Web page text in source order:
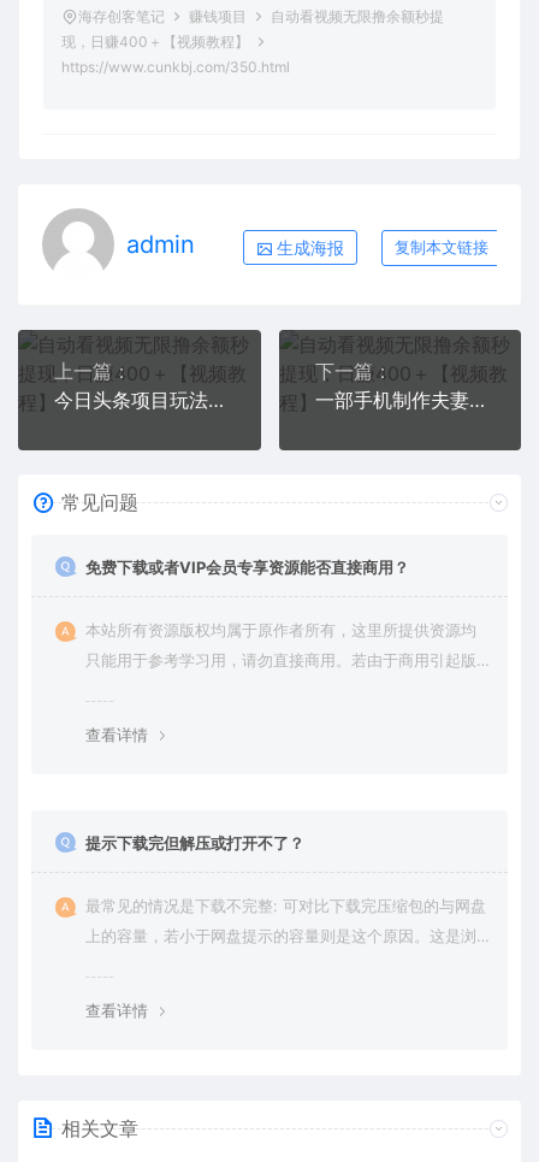
海存创客笔记 赚钱项目
自动看视频无限撸余额秒提
现，日赚400＋【视频教程】
https://www.cunkbj.com/350.html
admin 生成海报 复制本文链接
上一篇：
今日头条项目玩法，头条中视频项目，单号收益在50—500可批量
下一篇：
一部手机制作夫妻搞笑动画短视频教程，零基础也能快速上手
常见问题
免费下载或者VIP会员专享资源能否直接商用？
本站所有资源版权均属于原作者所有，这里所提供资源均
只能用于参考学习用，请勿直接商用。若由于商用引起版
查看详情
提示下载完但解压或打开不了？
最常见的情况是下载不完整: 可对比下载完压缩包的与网盘
上的容量，若小于网盘提示的容量则是这个原因。这是浏
查看详情
相关文章